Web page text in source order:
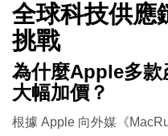
全球科技供應
挑戰
為什麼Apple多款
大幅加價？
根據 Apple 向外媒《